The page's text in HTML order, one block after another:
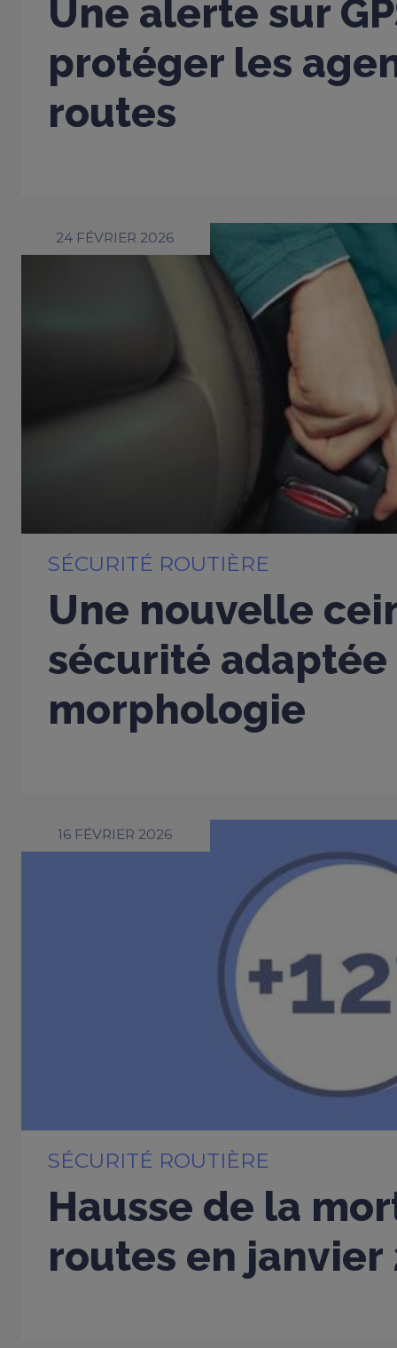
Une alerte sur
protéger les
routes
24 FÉVRIER 2026
SÉCURITÉ ROUTIÈRE
Une nouvelle
sécurité adaptée
morphologie
16 FÉVRIER 2026
SÉCURITÉ ROUTIÈRE
Hausse de la
routes en janvier